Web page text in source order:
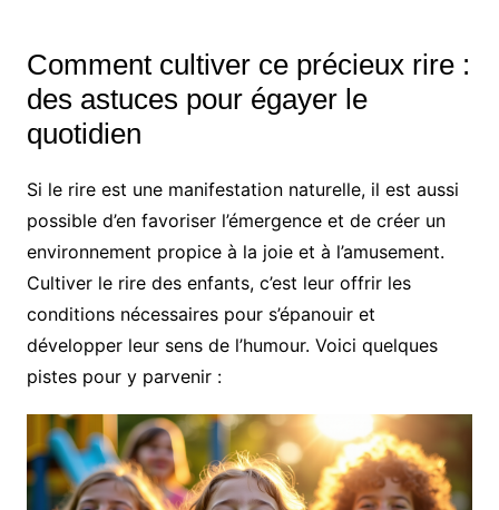
Comment cultiver ce précieux rire :
des astuces pour égayer le
quotidien
Si le rire est une manifestation naturelle, il est aussi
possible d’en favoriser l’émergence et de créer un
environnement propice à la joie et à l’amusement.
Cultiver le rire des enfants, c’est leur offrir les
conditions nécessaires pour s’épanouir et
développer leur sens de l’humour. Voici quelques
pistes pour y parvenir :